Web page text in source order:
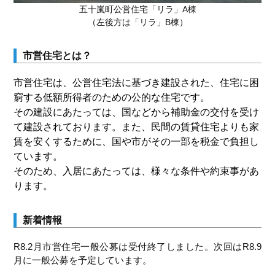
五十嵐町公営住宅「リラ」A棟
（左後方は「リラ」B棟）
市営住宅とは？
市営住宅は、公営住宅法に基づき建設された、住宅に困
窮する低額所得者のための公的な住宅です。
その建設にあたっては、国などから補助金の交付を受け
て建設されております。また、民間の賃貸住宅よりも家
賃を安くするために、国や市がその一部を税金で負担し
ています。
そのため、入居にあたっては、様々な条件や約束事があ
ります。
新着情報
R8.2月市営住宅一般公募は受付終了しました。次回はR8.9
月に一般公募を予定しています。